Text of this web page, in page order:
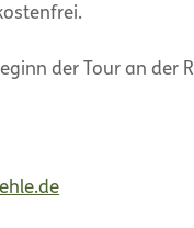
der Tour an der